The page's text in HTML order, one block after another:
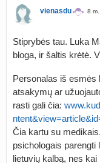
vienasdu 8 m.
Stiprybės tau. Luka
bloga, ir šaltis krėtė.
Personalas iš esmės
atsakymų ar
rasti gali čia:
Čia kartu su
psichologais parengti
lietuvių kalbą, nes